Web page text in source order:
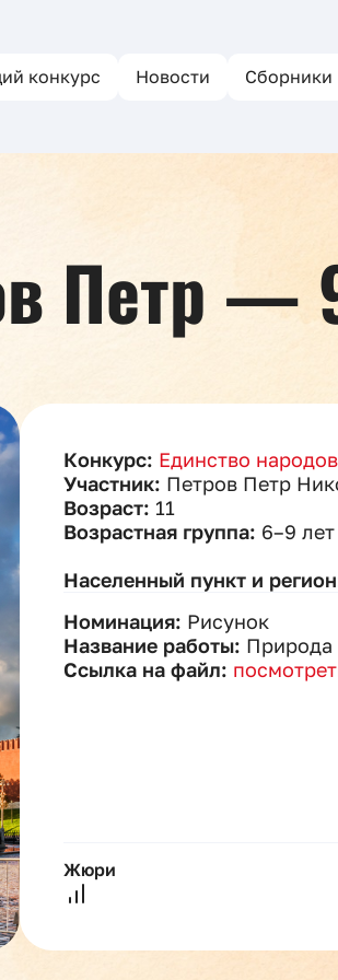
конкурс Новости Сборники
Петр —
Конкурс: Единство
Участник: Петров Петр
Возраст: 11
Возрастная группа: 6–9 лет
Населенный пункт и
Номинация: Рисунок
Название работы: Природа
Ссылка на файл:
Жюри